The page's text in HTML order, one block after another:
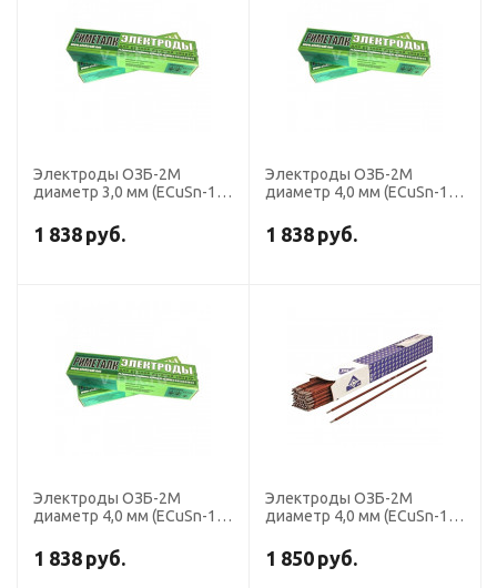
Электроды ОЗБ-2М
диаметр 3,0 мм (ECuSn-15,
наплавка бронз) (пачка 5
кг, Риметалк)
1 838 руб.
Электроды ОЗБ-2М
диаметр 4,0 мм (ECuSn-15,
наплавка бронз) (пачка 1
кг, Риметалк)
1 838 руб.
Электроды ОЗБ-2М
диаметр 4,0 мм (ECuSn-15,
наплавка бронз) (пачка 5
кг, Риметалк)
1 838 руб.
Электроды ОЗБ-2М
диаметр 4,0 мм (ECuSn-15,
наплавка бронз) (пачка 5
кг, ЛЭЗ)
1 850 руб.